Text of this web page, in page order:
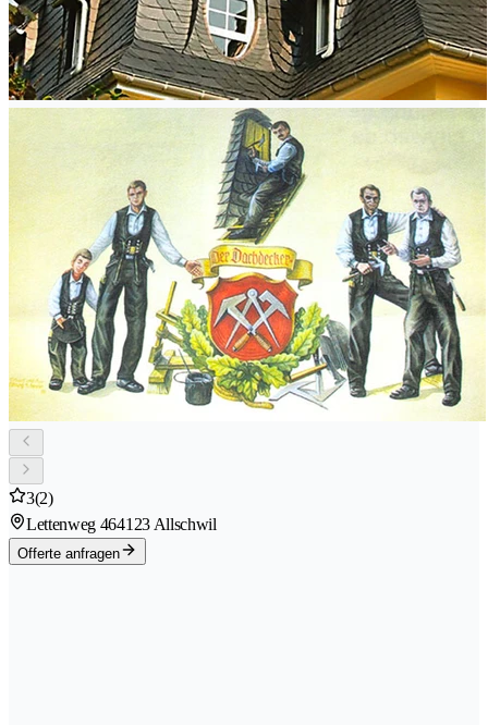
3(2)
Lettenweg 464123 Allschwil
Offerte anfragen